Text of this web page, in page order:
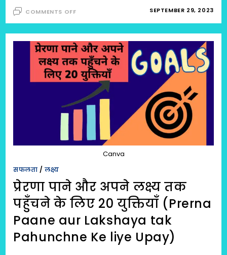
COMMENTS OFFON
अनुशासन
लिए
21
युक्तियाँ
(AATM-
ANUSHAASAN
KE
LIE
21
YUKTIYAAN)
TIPS
FOR
BUILDING
YOUR
SELF
DISCIPLINE
SEPTEMBER 29, 2023
Canva
सफलता /लक्ष्य
प्रेरणा पाने और अपने लक्ष्य तक
पहुँचने के लिए 20 युक्तियाँ (Prerna
Paane aur Lakshaya tak
Pahunchne Ke liye Upay)